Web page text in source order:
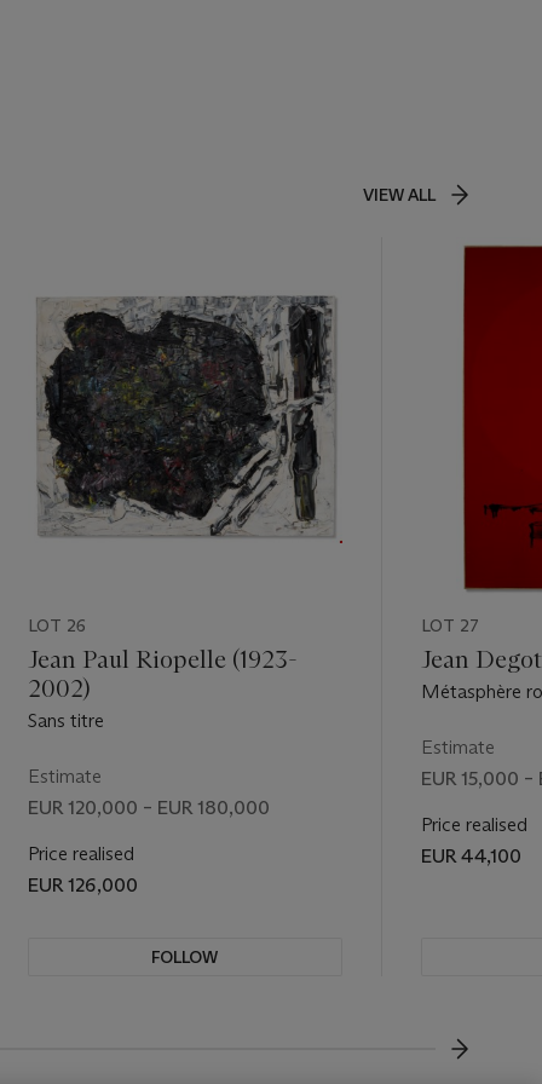
VIEW ALL
LOT 26
Jean Paul Riopelle (1923-
2002)
Sans titre
Estimate
EUR 120,000 – EUR 180,000
Price realised
EUR 126,000
FOLLOW
LOT 27
Jean
Métasphère
Estimate
EUR 15,000
Price realised
EUR 44,100